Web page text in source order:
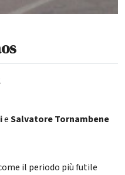
eSalvatore Tornambene
il periodo più futile